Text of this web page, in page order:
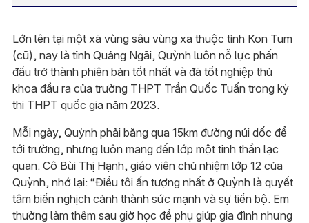
Lớn lên tại một xã vùng sâu vùng xa thuộc tỉnh Kon Tum
(cũ), nay là tỉnh Quảng Ngãi, Quỳnh luôn nỗ lực phấn
đấu trở thành phiên bản tốt nhất và đã tốt nghiệp thủ
khoa đầu ra của trường THPT Trần Quốc Tuấn trong kỳ
thi THPT quốc gia năm 2023.
Mỗi ngày, Quỳnh phải băng qua 15km đường núi dốc để
tới trường, nhưng luôn mang đến lớp một tinh thần lạc
quan. Cô Bùi Thị Hạnh, giáo viên chủ nhiệm lớp 12 của
Quỳnh, nhớ lại: “Điều tôi ấn tượng nhất ở Quỳnh là quyết
tâm biến nghịch cảnh thành sức mạnh và sự tiến bộ. Em
thường làm thêm sau giờ học để phụ giúp gia đình nhưng